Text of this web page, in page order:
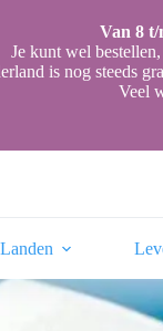
Van 8 t/
Je kunt wel
is nog steeds
Veel
Landen